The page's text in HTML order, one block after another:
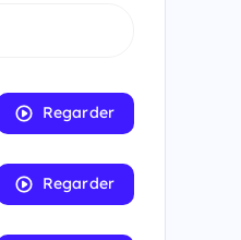
Regarder
Regarder